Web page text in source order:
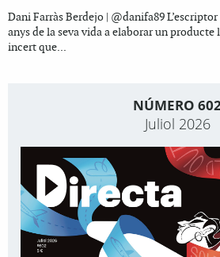
Dani Farràs Berdejo | @danifa89
anys de la seva vida a elaborar un
incert que...
NÚMERO
Juliol 2026